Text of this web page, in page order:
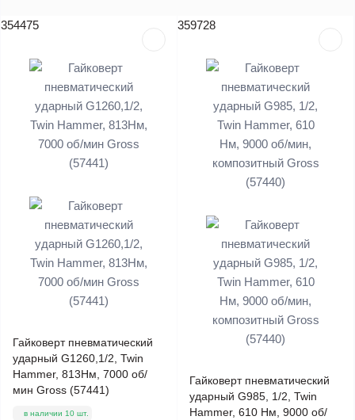
354475
Гайковерт пневматический
ударный G1260,1/2, Twin
Hammer, 813Нм, 7000 об/
мин Gross (57441)
в наличии 10 шт.
359728
Гайковерт пневматический
ударный G985, 1/2, Twin
Hammer, 610 Нм, 9000 об/